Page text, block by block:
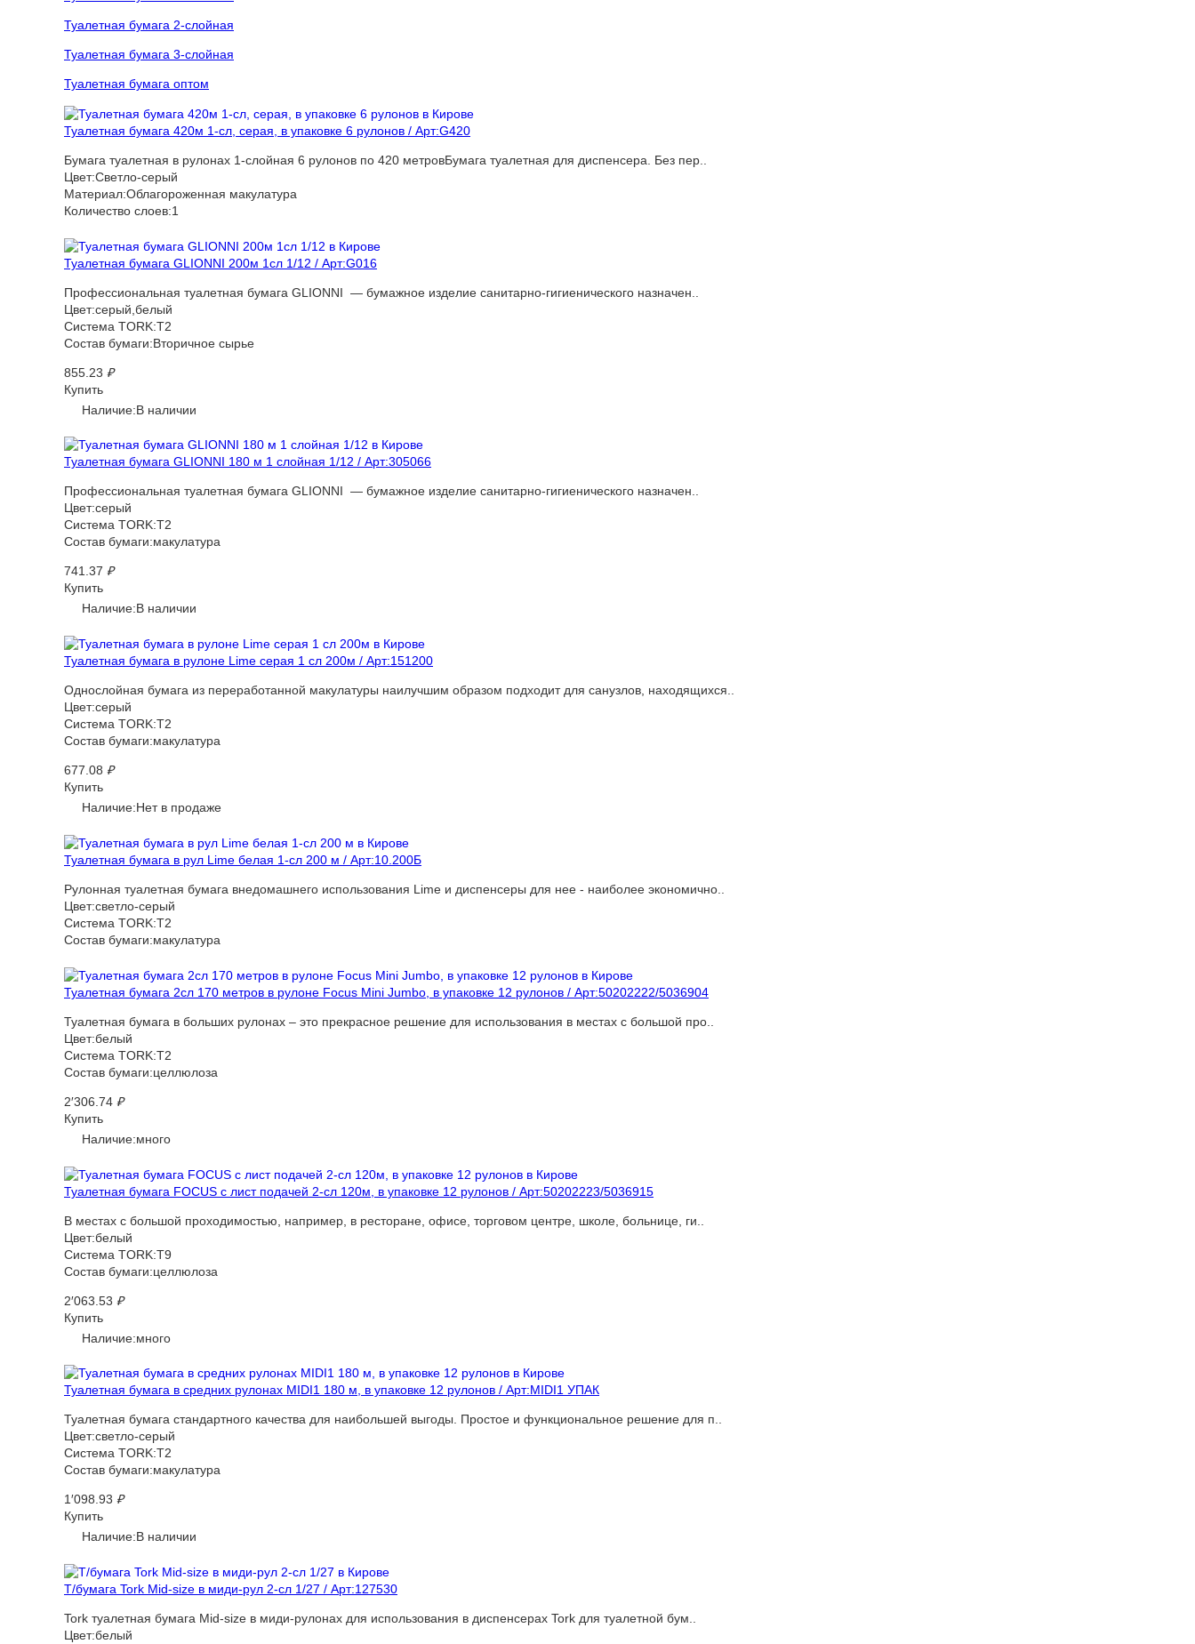
Туалетная бумага 2-слойная
Туалетная бумага 3-слойная
Туалетная бумага оптом
Туалетная бумага 420м 1-сл, серая, в упаковке 6 рулонов / Арт:G420
Бумага туалетная в рулонах 1-слойная 6 рулонов по 420 метровБумага туалетная для диспенсера. Без пер..
Цвет:Светло-серый
Материал:Облагороженная макулатура
Количество слоев:1
Туалетная бумага GLIONNI 200м 1сл 1/12 / Арт:G016
Профессиональная туалетная бумага GLIONNI — бумажное изделие санитарно-гигиенического назначен..
Цвет:серый,белый
Система TORK:T2
Состав бумаги:Вторичное сырье
855.23 ₽
Купить
Наличие:В наличии
Туалетная бумага GLIONNI 180 м 1 слойная 1/12 / Арт:305066
Профессиональная туалетная бумага GLIONNI — бумажное изделие санитарно-гигиенического назначен..
Цвет:серый
Система TORK:T2
Состав бумаги:макулатура
741.37 ₽
Купить
Наличие:В наличии
Туалетная бумага в рулоне Lime серая 1 сл 200м / Арт:151200
Однослойная бумага из переработанной макулатуры наилучшим образом подходит для санузлов, находящихся..
Цвет:серый
Система TORK:T2
Состав бумаги:макулатура
677.08 ₽
Купить
Наличие:Нет в продаже
Туалетная бумага в рул Lime белая 1-сл 200 м / Арт:10.200Б
Рулонная туалетная бумага внедомашнего использования Lime и диспенсеры для нее - наиболее экономично..
Цвет:светло-серый
Система TORK:T2
Состав бумаги:макулатура
Туалетная бумага 2сл 170 метров в рулоне Focus Mini Jumbo, в упаковке 12 рулонов / Арт:50202222/5036904
Туалетная бумага в больших рулонах – это прекрасное решение для использования в местах с большой про..
Цвет:белый
Система TORK:T2
Состав бумаги:целлюлоза
2′306.74 ₽
Купить
Наличие:много
Туалетная бумага FOCUS с лист подачей 2-сл 120м, в упаковке 12 рулонов / Арт:50202223/5036915
В местах с большой проходимостью, например, в ресторане, офисе, торговом центре, школе, больнице, ги..
Цвет:белый
Система TORK:T9
Состав бумаги:целлюлоза
2′063.53 ₽
Купить
Наличие:много
Туалетная бумага в средних рулонах MIDI1 180 м, в упаковке 12 рулонов / Арт:MIDI1 УПАК
Туалетная бумага стандартного качества для наибольшей выгоды. Простое и функциональное решение для п..
Цвет:светло-серый
Система TORK:T2
Состав бумаги:макулатура
1′098.93 ₽
Купить
Наличие:В наличии
Т/бумага Tork Mid-size в миди-рул 2-сл 1/27 / Арт:127530
Tork туалетная бумага Mid-size в миди-рулонах для использования в диспенсерах Tork для туалетной бум..
Цвет:белый